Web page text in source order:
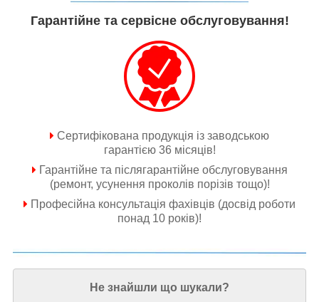
Гарантійне та сервісне обслуговування!
Сертифікована продукція із заводською
гарантією 36 місяців!
Гарантійне та післягарантійне обслуговування
(ремонт, усунення проколів порізів тощо)!
Професійна консультація фахівців (досвід роботи
понад 10 років)!
Не знайшли що шукали?